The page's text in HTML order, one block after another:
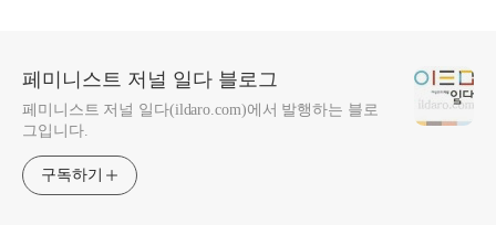
페미니스트 저널 일다 블로그
페미니스트 저널 일다(ildaro.com)에서 발행하는 블로
그입니다.
구독하기